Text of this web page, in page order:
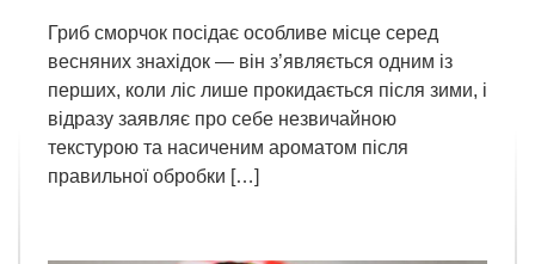
Гриб сморчок посідає особливе місце серед
весняних знахідок — він з’являється одним із
перших, коли ліс лише прокидається після зими, і
відразу заявляє про себе незвичайною
текстурою та насиченим ароматом після
правильної обробки […]